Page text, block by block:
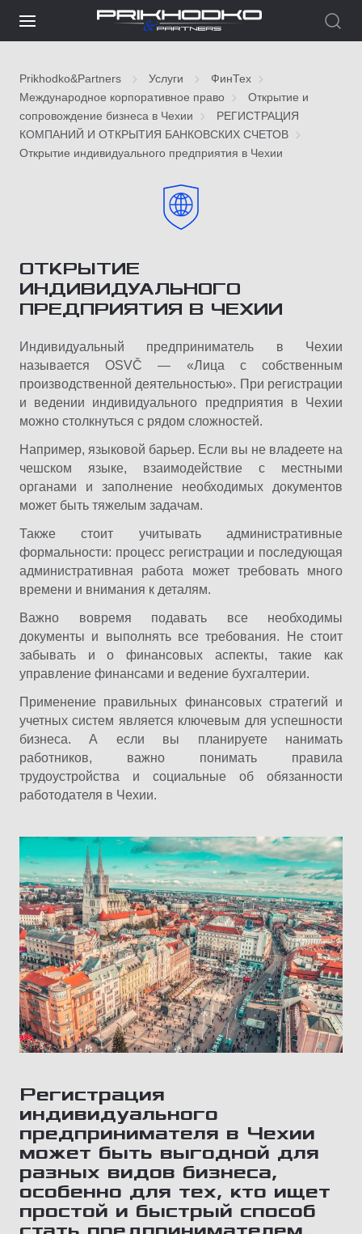
Prikhodko&Partners Услуги
ФинТех
Международное корпоративное право
Открытие и
сопровождение бизнеса в Чехии
РЕГИСТРАЦИЯ
КОМПАНИЙ И ОТКРЫТИЯ БАНКОВСКИХ СЧЕТОВ
Открытие индивидуального предприятия в Чехии
ОТКРЫТИЕ
ИНДИВИДУАЛЬНОГО
ПРЕДПРИЯТИЯ В ЧЕХИИ
Индивидуальный предприниматель в Чехии
называется OSVČ — «Лица с собственным
производственной деятельностью». При регистрации
и ведении индивидуального предприятия в Чехии
можно столкнуться с рядом сложностей.
Например, языковой барьер. Если вы не владеете на
чешском языке, взаимодействие с местными
органами и заполнение необходимых документов
может быть тяжелым задачам.
Также стоит учитывать административные
формальности: процесс регистрации и последующая
административная работа может требовать много
времени и внимания к деталям.
Важно вовремя подавать все необходимы
документы и выполнять все требования. Не стоит
забывать и о финансовых аспекты, такие как
управление финансами и ведение бухгалтерии.
Применение правильных финансовых стратегий и
учетных систем является ключевым для успешности
бизнеса. А если вы планируете нанимать
работников, важно понимать правила
трудоустройства и социальные об обязанности
работодателя в Чехии.
Регистрация
индивидуального
предпринимателя в Чехии
может быть выгодной для
разных видов бизнеса,
особенно для тех, кто ищет
простой и быстрый способ